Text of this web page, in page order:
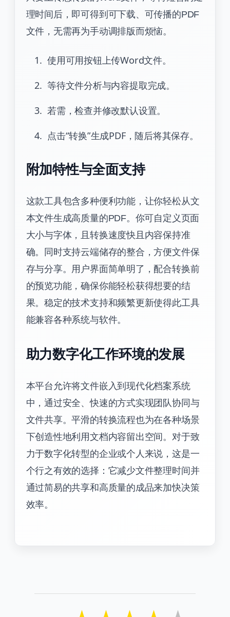
理时间后，即可得到可下载、可传播的PDF
文件，无需再为手动调排版而烦恼。
使用可用按钮上传Word文件。
等待文件分析与内容提取完成。
若需，检查并修改默认设置。
点击“转换”生成PDF，随后将其保存。
附加特性与全面支持
这款工具包含多种便利功能，让你轻松从文
本文件生成高质量的PDF。你可自定义页面
大小与字体，且转换速度快且内容保持准
确。同时支持云端储存的整合，方便文件保
存与分享。用户界面简单明了，配合转换前
的预览功能，确保你能轻松获得想要的结
果。稳定的技术支持和频繁更新使得此工具
能兼容各种系统与软件。
助力数字化工作环境的发展
本平台允许将文件嵌入到现代化档案系统
中，通过安全、快速的方式实现团队协同与
文件共享。平滑的转换流程也为在各种场景
下创造性地利用文档内容留出空间。对于致
力于数字化转型的企业或个人来说，这是一
个行之有效的选择：它减少文件整理时间并
通过简易的共享和高质量的成品来加快决策
效率。